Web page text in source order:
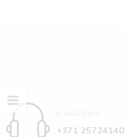
+371 25724140